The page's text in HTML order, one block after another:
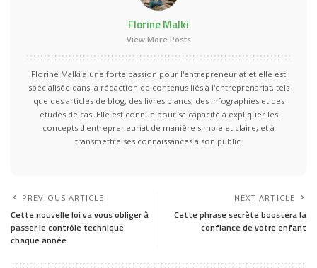
Florine Malki
View More Posts
Florine Malki a une forte passion pour l'entrepreneuriat et elle est
spécialisée dans la rédaction de contenus liés à l'entreprenariat, tels
que des articles de blog, des livres blancs, des infographies et des
études de cas. Elle est connue pour sa capacité à expliquer les
concepts d'entrepreneuriat de manière simple et claire, et à
transmettre ses connaissances à son public.
PREVIOUS ARTICLE
Cette nouvelle loi va vous obliger à
passer le contrôle technique
chaque année
NEXT ARTICLE
Cette phrase secrète boostera la
confiance de votre enfant